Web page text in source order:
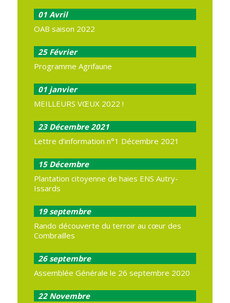
01 Avril
OAB saison 2022
25 Février
Programme Agrifaune
01 janvier
MEILLEURS VŒUX 2022 !
23 Décembre 2021
Lettre d’information n°1 Décembre 2021
15 Décembre
Plantation citoyenne de haies ENS Autry-
Issards
19 septembre
Rando découverte du terroir au cœur des
Combrailles
26 septembre
Assemblée Générale le 26 septembre 2020
22 Novembre